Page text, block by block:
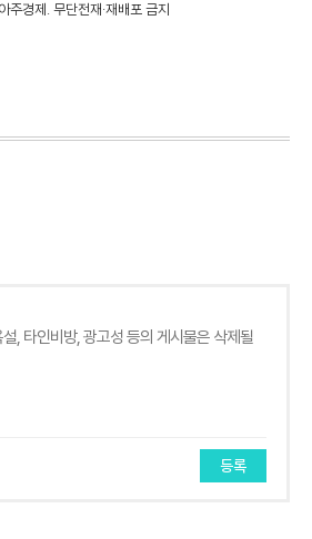
경제. 무단전재·재배포 금지
등록